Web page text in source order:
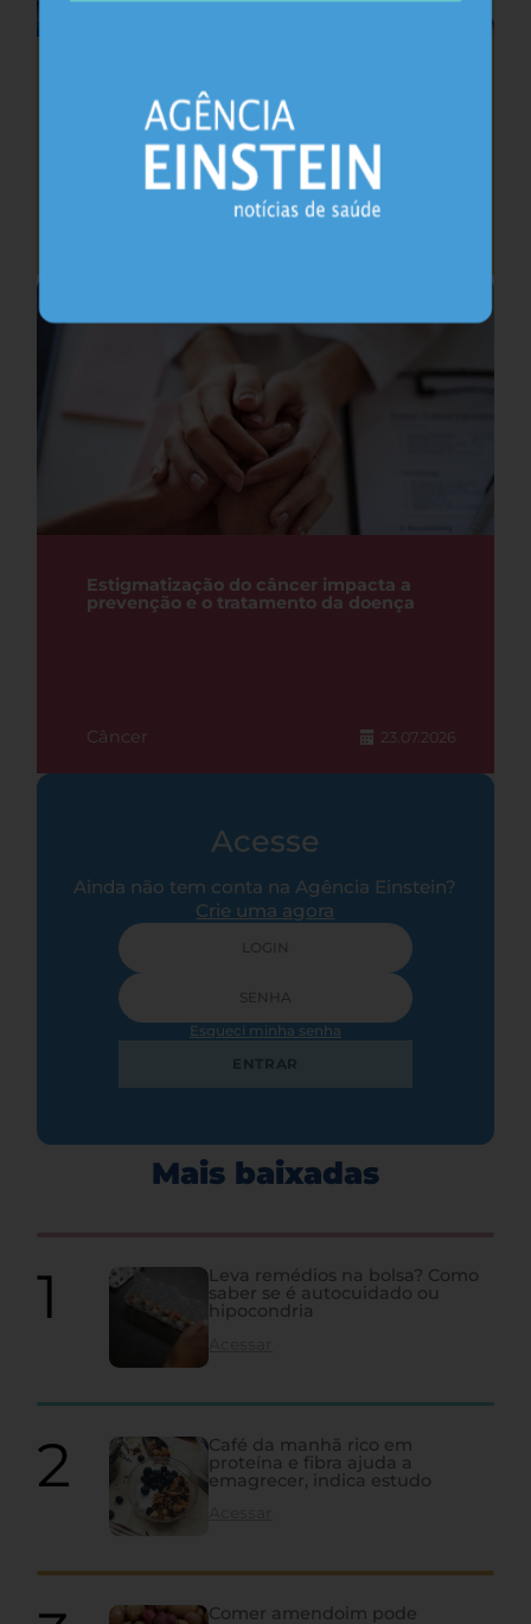
Como (e por que) falar sobre a primeira
ejaculação com meninos
Estigmatização do câncer impacta a
prevenção e o tratamento da doença
Câncer 23.07.2026
Acesse
Ainda não tem conta na Agência Einstein?
Crie uma agora
Esqueci minha senha
ENTRAR
Mais baixadas
Leva remédios na bolsa? Como
saber se é autocuidado ou
hipocondria
Café da manhã rico em
proteína e fibra ajuda a
emagrecer, indica estudo
Comer amendoim pode